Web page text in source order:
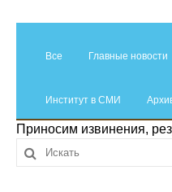
Администрация
Отчетность
Все Главные новости
Институт в СМИ
Приносим извинения,